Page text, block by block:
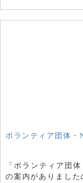
ボランティア団体・
「ボランティア団
の案内がありまし